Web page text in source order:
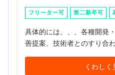
フリーター可 第二新卒可
具体的には、、、各種開発
善提案、技術者とのすり合
くわしく